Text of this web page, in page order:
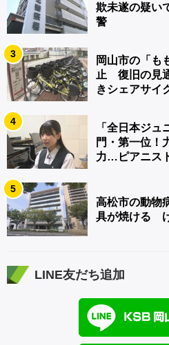
欺未遂の疑い
警
3
岡山市の「も
止 復旧の見
きシェアサイ
4
「全日本ジ
門・第一位！
力…ピアニス
5
高松市の動物
具が焼ける
LINE友だち追加